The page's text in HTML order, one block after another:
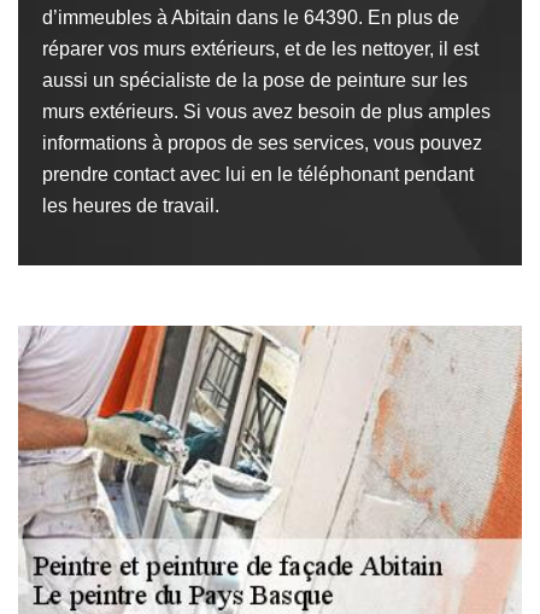
d’immeubles à Abitain dans le 64390. En plus de
réparer vos murs extérieurs, et de les nettoyer, il est
aussi un spécialiste de la pose de peinture sur les
murs extérieurs. Si vous avez besoin de plus amples
informations à propos de ses services, vous pouvez
prendre contact avec lui en le téléphonant pendant
les heures de travail.